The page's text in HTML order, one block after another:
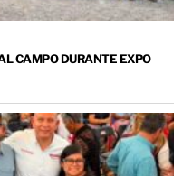
CAMPO DURANTE EXPO